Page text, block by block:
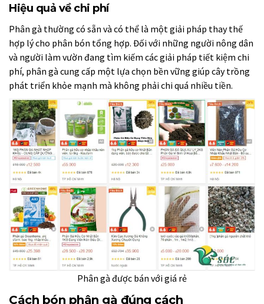
Hiệu quả về chi phí
Phân gà thường có sẵn và có thể là một giải pháp thay thế
hợp lý cho phân bón tổng hợp. Đối với những người nông dân
và người làm vườn đang tìm kiếm các giải pháp tiết kiệm chi
phí, phân gà cung cấp một lựa chọn bền vững giúp cây trồng
phát triển khỏe mạnh mà không phải chi quá nhiều tiền.
Phân gà được bán với giá rẻ
Cách bón phân gà đúng cách